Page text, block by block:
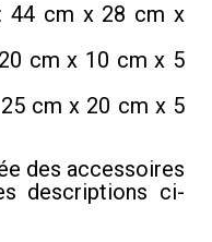
: 44 cm x 28 cm x
20 cm x 10 cm x 5
25 cm x 20 cm x 5
des accessoires
descriptions ci-